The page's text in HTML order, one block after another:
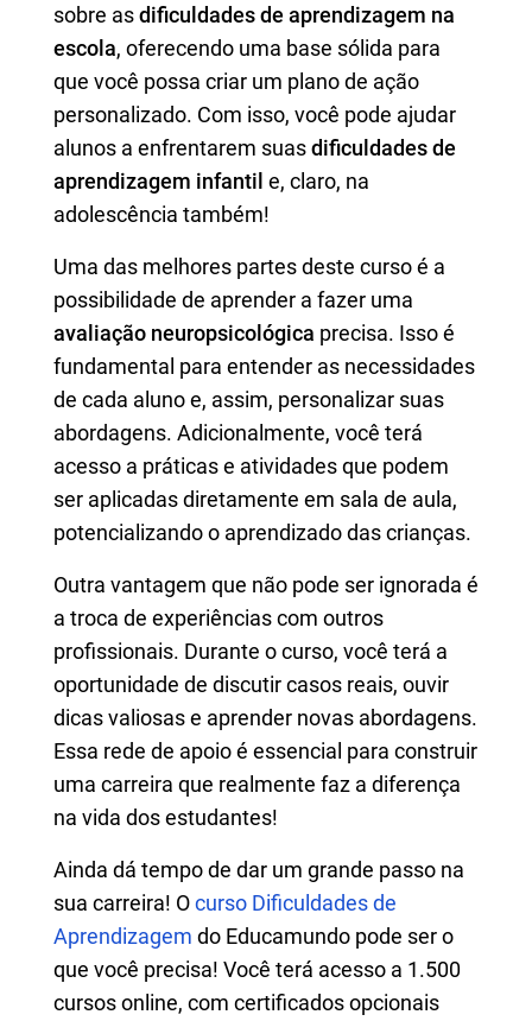
sobre asdificuldades de aprendizagem na
escola, oferecendo uma base sólida para
que você possa criar um plano de ação
personalizado. Com isso, você pode ajudar
alunos a enfrentarem suasdificuldades de
aprendizagem infantil e, claro, na
adolescência também!
Uma das melhores partes deste curso é a
possibilidade de aprender a fazer uma
avaliação neuropsicológica precisa. Isso é
fundamental para entender as necessidades
de cada aluno e, assim, personalizar suas
abordagens. Adicionalmente, você terá
acesso a práticas e atividades que podem
ser aplicadas diretamente em sala de aula,
potencializando o aprendizado das crianças.
Outra vantagem que não pode ser ignorada é
a troca de experiências com outros
profissionais. Durante o curso, você terá a
oportunidade de discutir casos reais, ouvir
dicas valiosas e aprender novas abordagens.
Essa rede de apoio é essencial para construir
uma carreira que realmente faz a diferença
na vida dos estudantes!
Ainda dá tempo de dar um grande passo na
sua carreira! Ocurso Dificuldades de
Aprendizagem do Educamundo pode ser o
que você precisa! Você terá acesso a 1.500
cursos online, com certificados opcionais